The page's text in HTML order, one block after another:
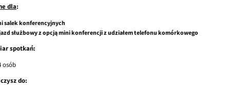
dla:
salek konferencyjnych
służbowy z opcją mini konferencji z udziałem telefonu komórkowego
spotkań:
osób
do: